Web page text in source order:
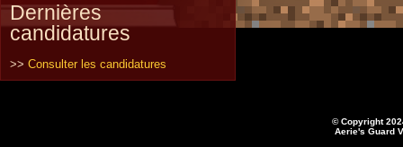
Dernières
candidatures
>> Consulter les candidatures
© Copyright
Aerie's Guard